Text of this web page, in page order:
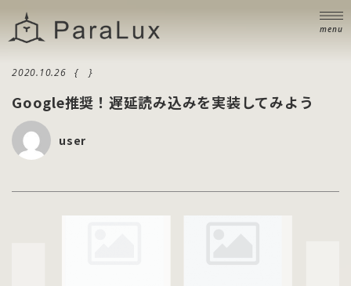
menu
NEWS
ブログ
CONTACT
2020.10.26
Google推奨！遅延読み込みを実装してみよう
user